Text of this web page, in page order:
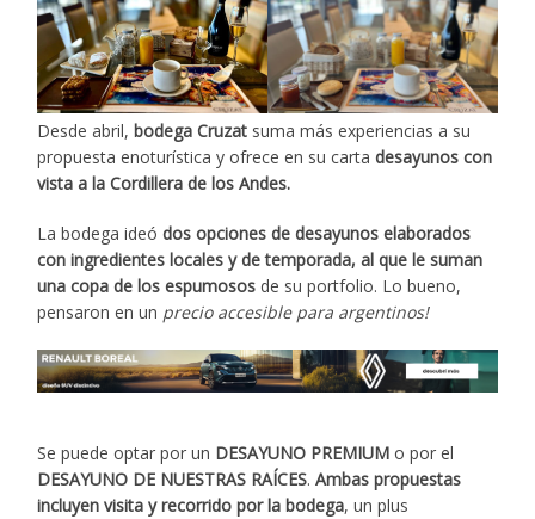
Desde abril, bodega Cruzat suma más experiencias a su
propuesta enoturística y ofrece en su cartadesayunos con
vista a la Cordillera de los Andes.
La bodega ideódos opciones de desayunos elaborados
con ingredientes locales y de temporada, al que le suman
una copa de los espumosos de su portfolio. Lo bueno,
pensaron en un precio accesible para argentinos!
Se puede optar por un DESAYUNO PREMIUM o por el
DESAYUNO DE NUESTRAS RAÍCES.Ambas propuestas
incluyen visita y recorrido por la bodega, un plus